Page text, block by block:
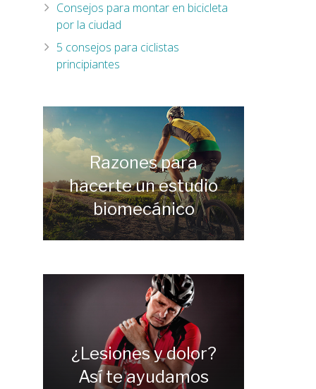
Consejos para montar en bicicleta
por la ciudad
5 consejos para ciclistas
principiantes
Razones para
hacerte un estudio
biomecánico
¿Lesiones y dolor?
Así te ayudamos